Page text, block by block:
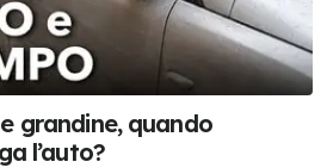
grandine, quando
l’auto?